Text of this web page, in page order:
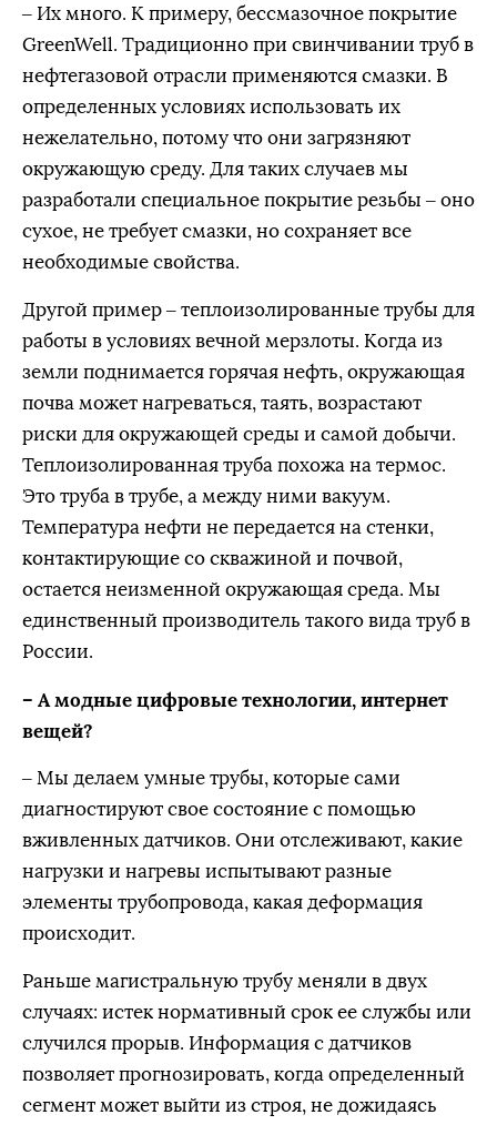
– Их много. К примеру, бессмазочное покрытие
GreenWell. Традиционно при свинчивании труб в
нефтегазовой отрасли применяются смазки. В
определенных условиях использовать их
нежелательно, потому что они загрязняют
окружающую среду. Для таких случаев мы
разработали специальное покрытие резьбы – оно
сухое, не требует смазки, но сохраняет все
необходимые свойства.
Другой пример – теплоизолированные трубы для
работы в условиях вечной мерзлоты. Когда из
земли поднимается горячая нефть, окружающая
почва может нагреваться, таять, возрастают
риски для окружающей среды и самой добычи.
Теплоизолированная труба похожа на термос.
Это труба в трубе, а между ними вакуум.
Температура нефти не передается на стенки,
контактирующие со скважиной и почвой,
остается неизменной окружающая среда. Мы
единственный производитель такого вида труб в
России.
– А модные цифровые технологии, интернет
вещей?
– Мы делаем умные трубы, которые сами
диагностируют свое состояние с помощью
вживленных датчиков. Они отслеживают, какие
нагрузки и нагревы испытывают разные
элементы трубопровода, какая деформация
происходит.
Раньше магистральную трубу меняли в двух
случаях: истек нормативный срок ее службы или
случился прорыв. Информация с датчиков
позволяет прогнозировать, когда определенный
сегмент может выйти из строя, не дожидаясь